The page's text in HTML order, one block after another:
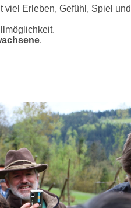
Erleben, Gefühl, Spiel
.